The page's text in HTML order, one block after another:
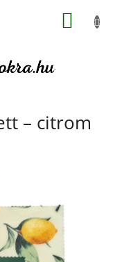
KOSÁR
– citrom